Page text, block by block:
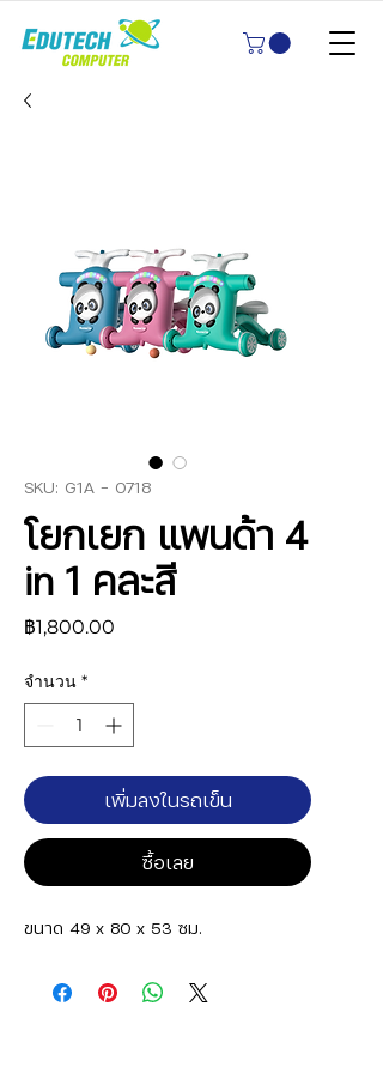
SKU: G1A - 0718
โยกเยก แพนด้า 4
in 1 คละสี
฿1,800.00
จำนวน *
เพิ่มลงในรถเข็น
ซื้อเลย
ขนาด 49 x 80 x 53 ซม.